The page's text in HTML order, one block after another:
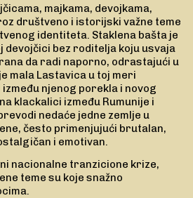
majkama, devojkama,
društveno i istorijski važne teme
identiteta. Staklena bašta je
devojčici bez roditelja koju usvaja
da radi naporno, odrastajući u
mala Lastavica u toj meri
njenog porekla i novog
klackalici između Rumunije i
nedaće jedne zemlje u
često primenjujući brutalan,
i emotivan.
nacionalne tranzicione krize,
teme su koje snažno